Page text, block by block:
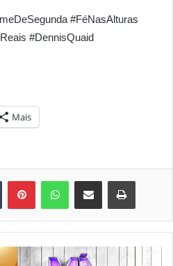
#FéNasAlturas
#DennisQuaid
Mais
Tumblr PinterestWhatsAppCompartilhar via e-mail Imprimir